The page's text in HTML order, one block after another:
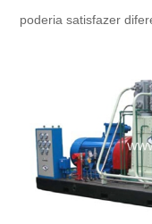
poderia satisfazer